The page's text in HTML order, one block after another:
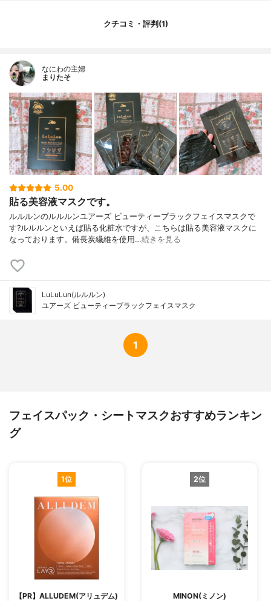
日本
クチコミ・評判(1)
なにわの主婦
まりたそ
5.00
貼る美容液マスクです。
ルルルンのルルルンユアーズ ビューティーブラックフェイスマスクで
す?ルルルンといえば貼る化粧水ですが、こちらは貼る美容液マスクに
なっております。備長炭繊維を使用…続きを見る
LuLuLun(ルルルン)
ユアーズ ビューティーブラックフェイスマスク
1
フェイスパック・シートマスクおすすめランキン
グ
1位
【PR】ALLUDEM(アリュデム)
2位
MINON(ミノン)